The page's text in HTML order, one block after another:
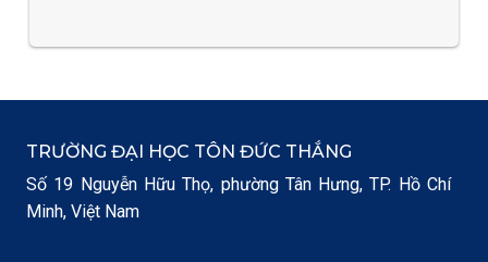
TRƯỜNG ĐẠI HỌC TÔN ĐỨC THẮNG
Số 19 Nguyễn Hữu Thọ, phường Tân Hưng, TP. Hồ Chí
Minh, Việt Nam